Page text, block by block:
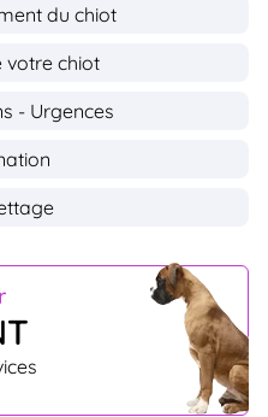
du chiot
votre chiot
- Urgences